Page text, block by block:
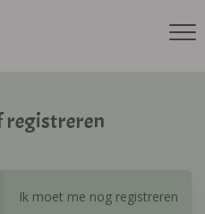
registreren
Ik moet me nog registreren